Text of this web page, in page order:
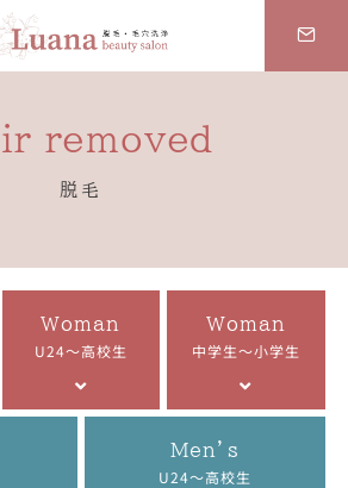
removed
脱毛
Woman
U24～高校生
Woman
中学生～小学生
Men’s
U24～高校生